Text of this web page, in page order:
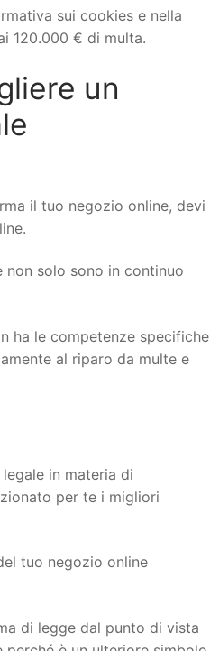
sui cookies e nella
120.000 € di multa.
un
il tuo negozio online, devi
solo sono in continuo
ha le competenze specifiche
al riparo da multe e
in materia di
per te i migliori
tuo negozio online
di legge dal punto di vista